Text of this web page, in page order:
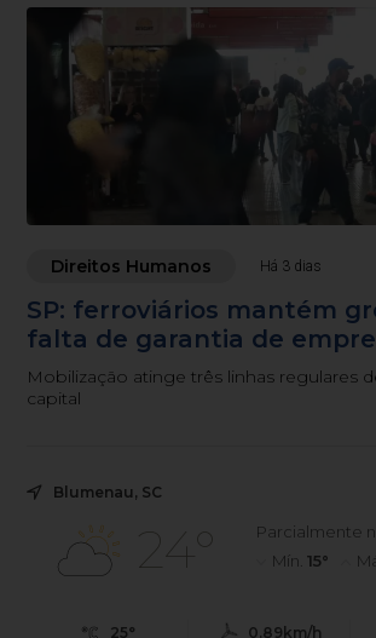
Direitos Humanos Há 3 dias
SP: ferroviários mantém
falta de garantia de
Mobilização atinge três linhas regulares
capital
Blumenau, SC
24°
Parcialmente
Mín. 15°
25° 0.89km/h